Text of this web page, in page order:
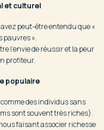
et culturel
peut-être entendu que «
pauvres ».
l’envie de réussir et la peur
profiteur.
populaire
des individus sans
sont souvent très riches).
faisant associer richesse